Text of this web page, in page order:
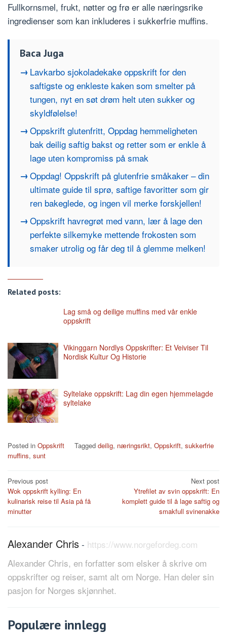
Fullkornsmel, frukt, nøtter og frø er alle næringsrike
ingredienser som kan inkluderes i sukkerfrie muffins.
Baca Juga
Lavkarbo sjokoladekake oppskrift for den
saftigste og enkleste kaken som smelter på
tungen, nyt en søt drøm helt uten sukker og
skyldfølelse!
Oppskrift glutenfritt, Oppdag hemmeligheten
bak deilig saftig bakst og retter som er enkle å
lage uten kompromiss på smak
Oppdag! Oppskrift på glutenfrie småkaker – din
ultimate guide til sprø, saftige favoritter som gir
ren bakeglede, og ingen vil merke forskjellen!
Oppskrift havregrøt med vann, lær å lage den
perfekte silkemyke mettende frokosten som
smaker utrolig og får deg til å glemme melken!
Related posts:
Lag små og deilige muffins med vår enkle
oppskrift
Vikinggarn Nordlys Oppskrifter: Et Veiviser Til
Nordisk Kultur Og Historie
Syltelake oppskrift: Lag din egen hjemmelagde
syltelake
Posted in Oppskrift Tagged deilig, næringsrikt, Oppskrift, sukkerfrie
muffins, sunt
Post
navigation
Previous post
Wok oppskrift kylling: En
kulinarisk reise til Asia på få
minutter
Next post
Ytrefilet av svin oppskrift: En
komplett guide til å lage saftig og
smakfull svinenakke
Alexander Chris - https://www.norgefordeg.com
Alexander Chris, en forfatter som elsker å skrive om
oppskrifter og reiser, samt alt om Norge. Han deler sin
pasjon for Norges skjønnhet.
Populære innlegg